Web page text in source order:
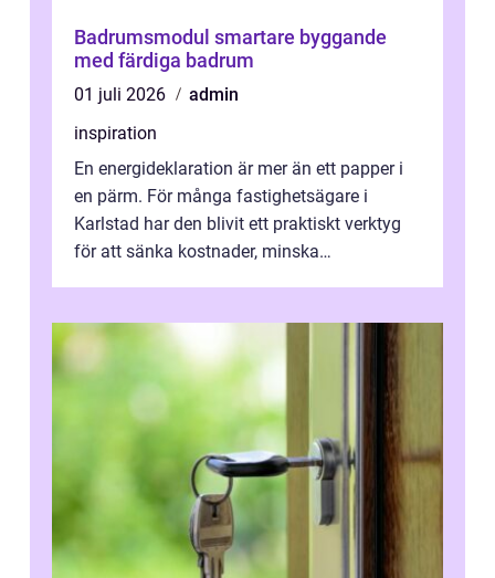
Badrumsmodul smartare byggande
med färdiga badrum
01 juli 2026
admin
inspiration
En energideklaration är mer än ett papper i
en pärm. För många fastighetsägare i
Karlstad har den blivit ett praktiskt verktyg
för att sänka kostnader, minska